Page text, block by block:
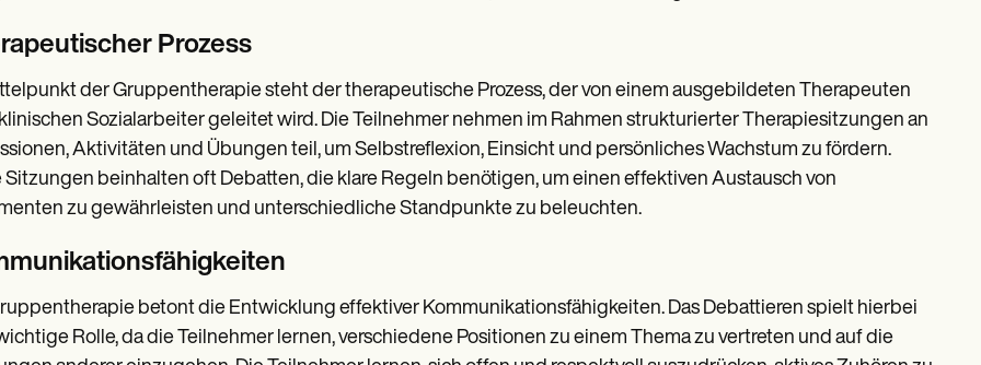
Prozess
der Gruppentherapie steht der therapeutische Prozess, der von einem ausgebildeten Therapeuten
Sozialarbeiter geleitet wird. Die Teilnehmer nehmen im Rahmen strukturierter Therapiesitzungen an
Aktivitäten und Übungen teil, um Selbstreflexion, Einsicht und persönliches Wachstum zu fördern.
Sitzungen beinhalten oft Debatten, die klare Regeln benötigen, um einen effektiven Austausch von
zu gewährleisten und unterschiedliche Standpunkte zu beleuchten.
betont die Entwicklung effektiver Kommunikationsfähigkeiten. Das Debattieren spielt hierbei
Rolle, da die Teilnehmer lernen, verschiedene Positionen zu einem Thema zu vertreten und auf die